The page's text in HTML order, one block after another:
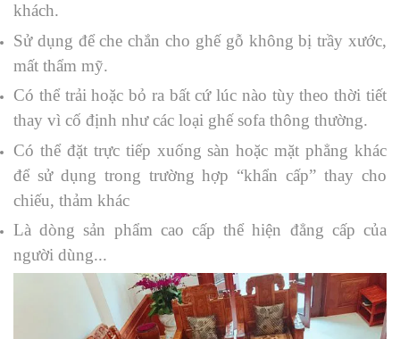
khách.
Sử dụng để che chắn cho ghế gỗ không bị trầy xước,
mất thẩm mỹ.
Có thể trải hoặc bỏ ra bất cứ lúc nào tùy theo thời tiết
thay vì cố định như các loại ghế sofa thông thường.
Có thể đặt trực tiếp xuống sàn hoặc mặt phẳng khác
để sử dụng trong trường hợp “khẩn cấp” thay cho
chiếu, thảm khác
Là dòng sản phẩm cao cấp thể hiện đẳng cấp của
người dùng...